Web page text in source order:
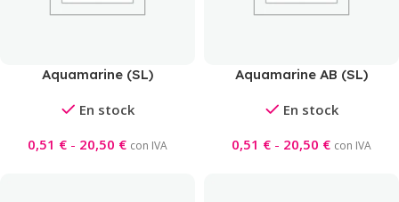
Aquamarine (SL)
En stock
0,51 € - 20,50 € con IVA
Aquamarine AB (SL)
En stock
0,51 € - 20,50 € con IVA